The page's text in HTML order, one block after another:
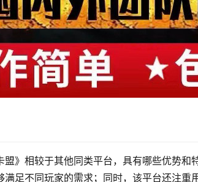
》相较于其他同类平台，具有哪些优势和
足不同玩家的需求；同时，该平台还注重